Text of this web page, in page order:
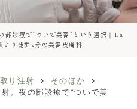
部診療で“ついで美容”という選択｜La
り徒歩2分の美容皮膚科
り注射
そのほか
。夜の部診療で“ついで美